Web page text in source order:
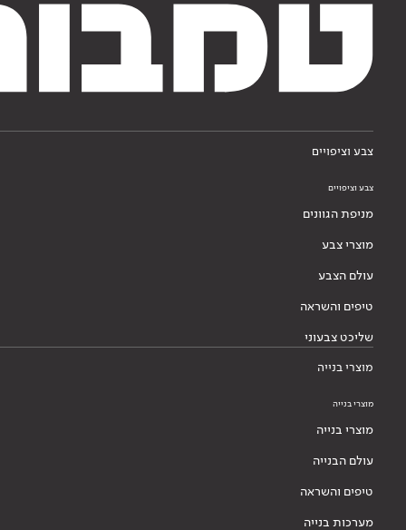
צבע וציפויים
צבע וציפויים
מניפת הגוונים
מוצרי צבע
עולם הצבע
טיפים והשראה
שליכט צבעוני
מוצרי בנייה
מוצרי בנייה
מוצרי בנייה
עולם הבנייה
טיפים והשראה
מערכות בנייה